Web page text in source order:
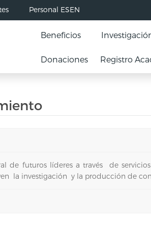
Personal ESEN
Beneficios
Donaciones Registro
de futuros líderes a través de
la investigación y la producción de